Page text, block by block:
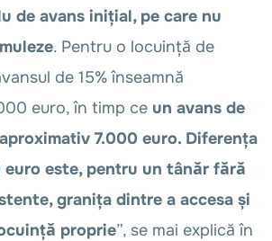
de avans inițial, pe care nu
. Pentru o locuință de
de 15% înseamnă
euro, în timp ce un avans de
7.000 euro. Diferența
euro este, pentru un tânăr fără
granița dintre a accesa și
proprie”, se mai explică în